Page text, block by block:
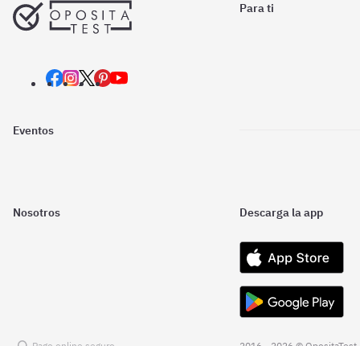
Para ti
Eventos
Nosotros Descarga la app